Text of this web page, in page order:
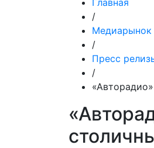
Главная
/
Медиарынок
/
Пресс
/